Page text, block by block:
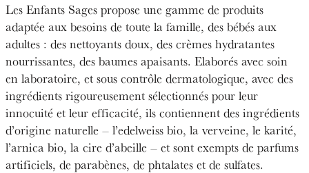
Les Enfants Sages propose une gamme de produits
adaptée aux besoins de toute la famille, des bébés aux
adultes : des nettoyants doux, des crèmes hydratantes
nourrissantes, des baumes apaisants. Elaborés avec soin
en laboratoire, et sous contrôle dermatologique, avec des
ingrédients rigoureusement sélectionnés pour leur
innocuité et leur efficacité, ils contiennent des ingrédients
d’origine naturelle – l’edelweiss bio, la verveine, le karité,
l’arnica bio, la cire d’abeille – et sont exempts de parfums
artificiels, de parabènes, de phtalates et de sulfates.